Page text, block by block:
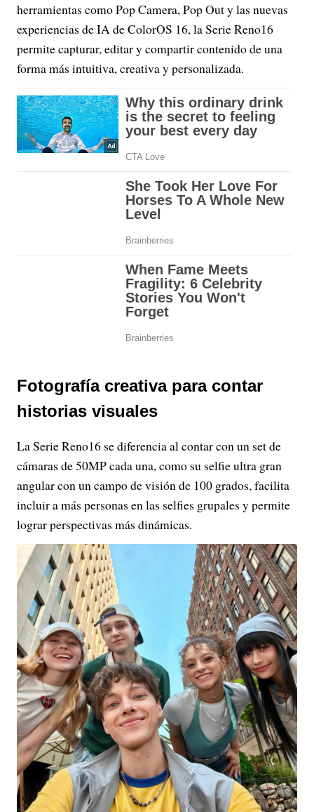
herramientas como Pop Camera, Pop Out y las nuevas
experiencias de IA de ColorOS 16, la Serie Reno16
permite capturar, editar y compartir contenido de una
forma más intuitiva, creativa y personalizada.
Fotografía creativa para contar
historias visuales
La Serie Reno16 se diferencia al contar con un set de
cámaras de 50MP cada una, como su selfie ultra gran
angular con un campo de visión de 100 grados, facilita
incluir a más personas en las selfies grupales y permite
lograr perspectivas más dinámicas.